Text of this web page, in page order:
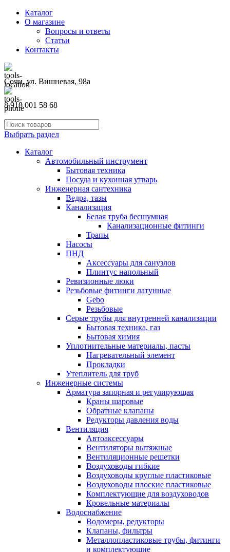
Каталог
О магазине
Вопросы и ответы
Статьи
Контакты
Сочи, ул. Вишневая, 98а
8 918 001 58 68
Выбрать раздел
Каталог
Автомобильный инструмент
Бытовая техника
Посуда и кухонная утварь
Инженерная сантехника
Ведра, тазы
Канализация
Белая труба бесшумная
Канализационные фитинги
Трапы
Насосы
ПНД
Аксессуары для санузлов
Плинтус напольный
Ревизионные люки
Резьбовые фитинги латунные
Gebo
Резьбовые
Серые трубы для внутренней канализации
Бытовая техника, газ
Бытовая химия
Уплотнительные материалы, пасты
Нагревательный элемент
Прокладки
Утеплитель для труб
Инженерные системы
Арматура запорная и регулирующая
Краны шаровые
Обратные клапаны
Редукторы давления воды
Вентиляция
Автоаксессуары
Вентиляторы вытяжные
Вентиляционные решетки
Воздуховоды гибкие
Воздуховоды круглые пластиковые
Воздуховоды плоские пластиковые
Комплектующие для воздуховодов
Кровельные материалы
Водоснабжение
Водомеры, редукторы
Клапаны, фильтры
Металлопластиковые трубы, фитинги
и комплектующие